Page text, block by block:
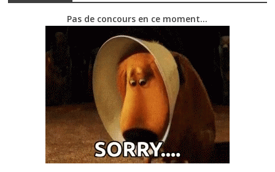
Pas de concours en ce moment…